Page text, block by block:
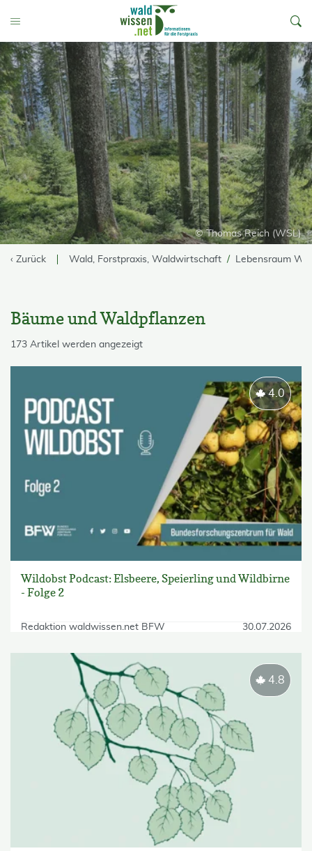
Toggle Menu
© Thomas Reich (WSL)
‹ Zurück Wald, Forstpraxis, Waldwirtschaft Lebensraum
Bäume und Waldpflanzen
skip List
173 Artikel werden angezeigt
Wildobst Podcast: Elsbeere, Speierling und Wildbirne
- Folge 2
Redaktion waldwissen.net BFW 30.07.2026
4.0
4.8